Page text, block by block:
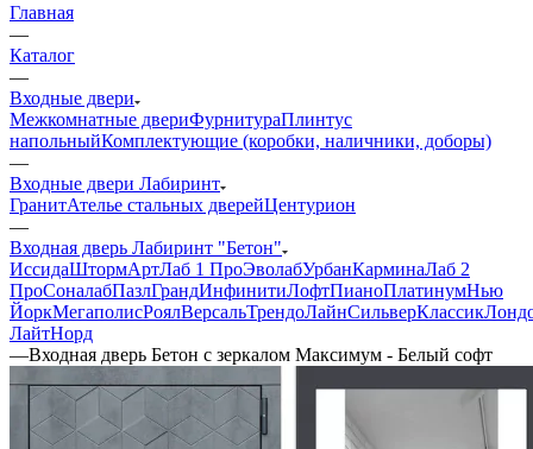
Главная
—
Каталог
—
Входные двери
Межкомнатные двериФурнитураПлинтус
напольныйКомплектующие (коробки, наличники, доборы)
—
Входные двери Лабиринт
ГранитАтелье стальных дверейЦентурион
—
Входная дверь Лабиринт "Бетон"
ИссидаШтормАртЛаб 1 ПроЭволабУрбанКарминаЛаб 2
ПроСоналабПазлГрандИнфинитиЛофтПианоПлатинумНью
ЙоркМегаполисРоялВерсальТрендоЛайнСильверКлассик
ЛайтНорд
—Входная дверь Бетон с зеркалом Максимум - Белый софт